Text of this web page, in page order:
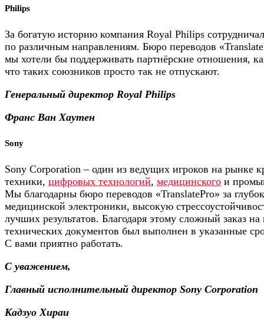
Philips
За богатую историю компания Royal Philips
по различным направлениям. Бюро переводов
мы хотели бы поддерживать партнёрские отношения,
что таких союзников просто так не отпускают.
Генеральный директор Royal Philips
Франс Ван Хаутен
Sony
Sony Corporation – один из ведущих игроков на рынке
техники, цифровых технологий, медицинского и
Мы благодарны бюро переводов «TranslatePro» за
медицинской электроники, высокую
лучших результатов. Благодаря этому сложный заказ
технических документов был выполнен в указанные
С вами приятно работать.
С уважением,
Главный исполнительный директор Sony Corporation
Кадзуо Хираи